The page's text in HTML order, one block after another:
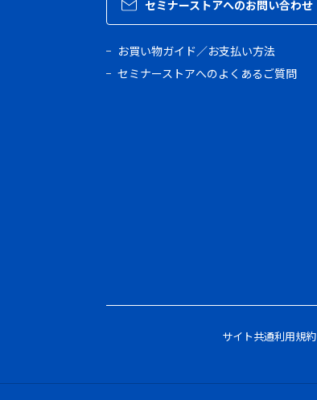
セミナーストアへのお問い合わせ
お買い物ガイド／お支払い方法
セミナーストアへのよくあるご質問
サイト共通利用規約